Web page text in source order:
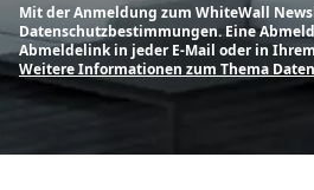
Mit der Anmeldung zum WhiteWall
Datenschutzbestimmungen. Eine
Abmeldelink in jeder E-Mail oder in
Weitere Informationen zum Thema